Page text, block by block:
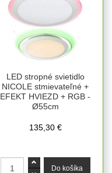
LED stropné svietidlo
NICOLE stmievateľné +
EFEKT HVIEZD + RGB -
Ø55cm
135,30 €